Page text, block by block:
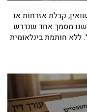
קבלת אזרחות או
מסמך אחד שנדרש
חותמת בינלאומית